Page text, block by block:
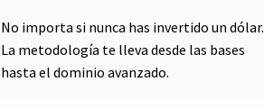
No importa si nunca has invertido un dólar.
La metodología te lleva desde las bases
hasta el dominio avanzado.